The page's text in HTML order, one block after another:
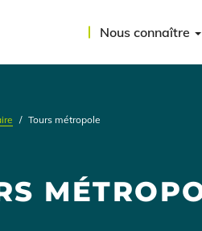
Nous connaître
Tours métropole